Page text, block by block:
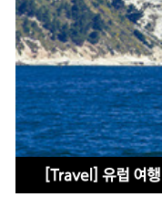
[Travel] 유럽 여